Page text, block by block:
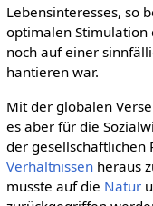
Lebensinteresses, so
optimalen Stimulation
noch auf einer
hantieren war.
Mit der globalen
es aber für die
der gesellschaftlichen
Verhältnissenheraus
musste auf die Natur